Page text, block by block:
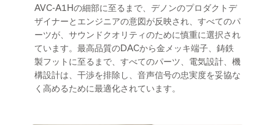
AVC-A1Hの細部に至るまで、デノンのプロダクトデ
ザイナーとエンジニアの意図が反映され、すべてのパ
ーツが、サウンドクオリティのために慎重に選択され
ています。最高品質のDACから金メッキ端子、鋳鉄
製フットに至るまで、すべてのパーツ、電気設計、機
構設計は、干渉を排除し、音声信号の忠実度を妥協な
く高めるために最適化されています。